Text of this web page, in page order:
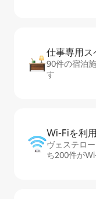
仕事専用
90件の宿泊
す
Wi-Fiを利⁠
ヴェステロ
ち200件が